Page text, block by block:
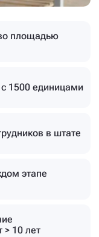
площадью
с 1500 единицами
в штате
этапе
> 10 лет